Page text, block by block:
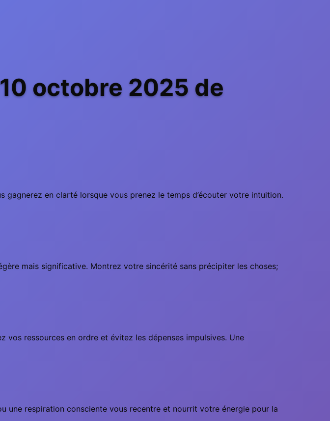
octobre 2025 de
en clarté lorsque vous prenez le temps d’écouter votre intuition.
mais significative. Montrez votre sincérité sans précipiter les choses;
ressources en ordre et évitez les dépenses impulsives. Une
une respiration consciente vous recentre et nourrit votre énergie pour la